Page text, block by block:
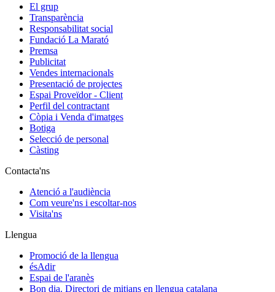
El grup
Transparència
Responsabilitat social
Fundació La Marató
Premsa
Publicitat
Vendes internacionals
Presentació de projectes
Espai Proveïdor - Client
Perfil del contractant
Còpia i Venda d'imatges
Botiga
Selecció de personal
Càsting
Contacta'ns
Atenció a l'audiència
Com veure'ns i escoltar-nos
Visita'ns
Llengua
Promoció de la llengua
ésAdir
Espai de l'aranès
Bon dia. Directori de mitjans en llengua catalana